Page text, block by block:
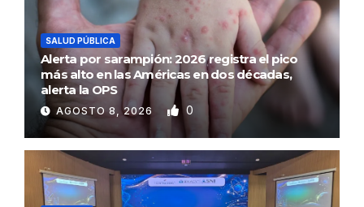
SALUD PÚBLICA
Alerta por sarampión: 2026 registra el pico
más alto en las Américas en dos décadas,
alerta la OPS
AGOSTO 8, 2026 0